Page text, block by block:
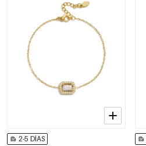
2-5 DÍAS